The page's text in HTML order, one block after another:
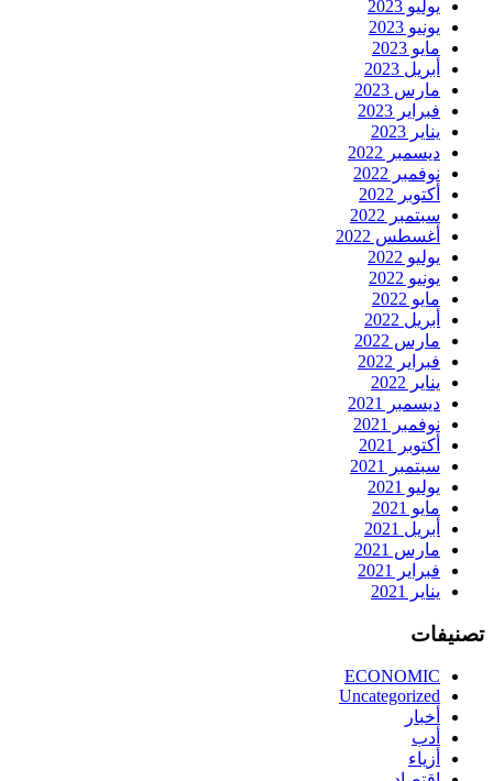
يوليو 2023
يونيو 2023
مايو 2023
أبريل 2023
مارس 2023
فبراير 2023
يناير 2023
ديسمبر 2022
نوفمبر 2022
أكتوبر 2022
سبتمبر 2022
أغسطس 2022
يوليو 2022
يونيو 2022
مايو 2022
أبريل 2022
مارس 2022
فبراير 2022
يناير 2022
ديسمبر 2021
نوفمبر 2021
أكتوبر 2021
سبتمبر 2021
يوليو 2021
مايو 2021
أبريل 2021
مارس 2021
فبراير 2021
يناير 2021
تصنيفات
ECONOMIC
Uncategorized
أخبار
أدب
أزياء